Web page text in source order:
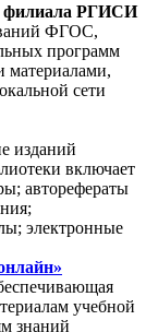
филиала РГИСИ
ФГОС,
программ
материалами,
сети
изданий
включает
авторефераты
электронные
учебной
знаний